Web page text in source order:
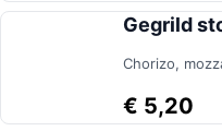
Gegrild
Chorizo,
€ 5,20